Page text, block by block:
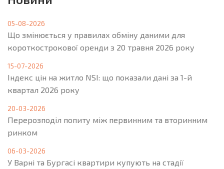
05-08-2026
Що змінюється у правилах обміну даними для
короткострокової оренди з 20 травня 2026 року
15-07-2026
Індекс цін на житло NSI: що показали дані за 1-й
квартал 2026 року
20-03-2026
Перерозподіл попиту між первинним та вторинним
ринком
06-03-2026
У Варні та Бургасі квартири купують на стадії